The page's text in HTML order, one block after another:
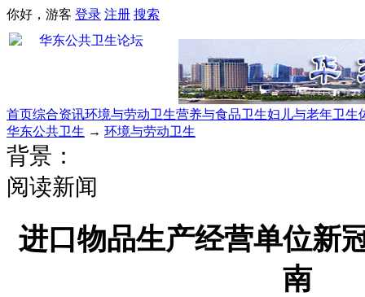
你好，游客 登录 注册 搜索
首页综合资讯环境与劳动卫生营养与食品卫生妇儿与老年卫生
华东公共卫生 → 环境与劳动卫生
背景：
阅读新闻
进口物品生产经营单位新
南